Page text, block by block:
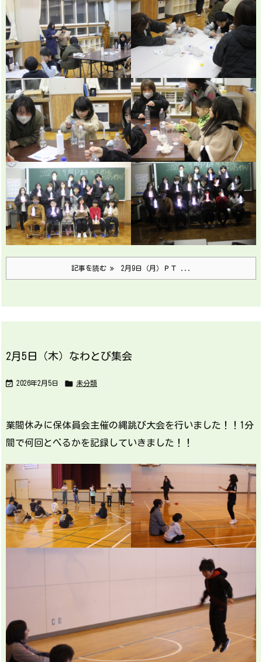
記事を読む 2月9日（月）ＰＴ ...
2月5日（木）なわとび集会
 2026年2月5日  未分類
業間休みに保体員会主催の縄跳び大会を行いました！！1分
間で何回とべるかを記録していきました！！